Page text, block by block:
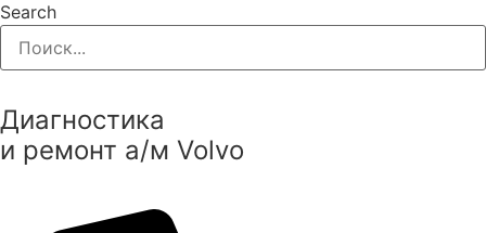
Search
Диагностика
и ремонт а/м Volvo